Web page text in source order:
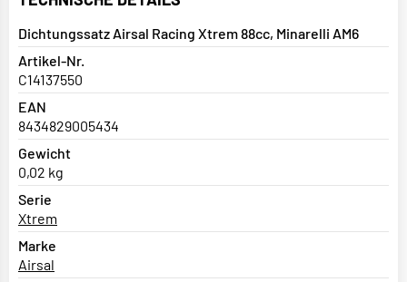
Dichtungssatz Airsal Racing Xtrem 88cc, Minarelli AM6
Artikel-Nr.
C14137550
EAN
8434829005434
Gewicht
0,02 kg
Serie
Xtrem
Marke
Airsal